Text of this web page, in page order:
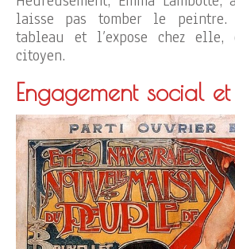
laisse pas tomber le
tableau et l’expose chez elle,
citoyen.
Engagement social